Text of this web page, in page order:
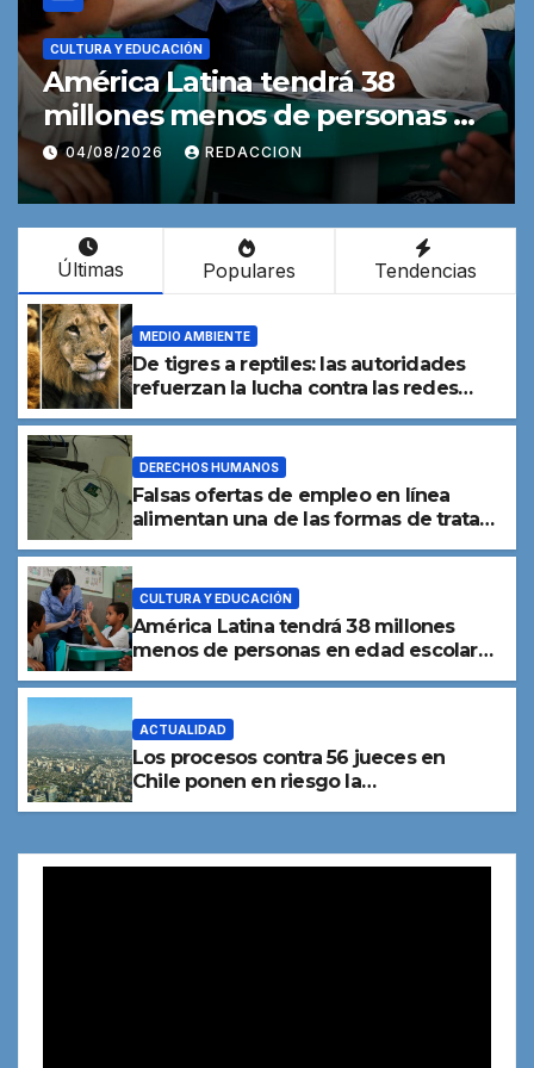
ACTUALIDAD
Los procesos contra 56 jueces
en Chile ponen en riesgo la
independencia judicial, advierte
una experta
03/08/2026 REDACCION
Últimas Populares Tendencias
MEDIO AMBIENTE
De tigres a reptiles: las autoridades
refuerzan la lucha contra las redes
DERECHOS HUMANOS
Falsas ofertas de empleo en línea
alimentan una de las formas de trata
CULTURA Y EDUCACIÓN
América Latina tendrá 38 millones
menos de personas en edad escolar
ACTUALIDAD
Los procesos contra 56 jueces en
Chile ponen en riesgo la